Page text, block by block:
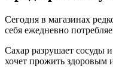
Сегодня в магазинах
себя ежедневно
Сахар разрушает сосуды
хочет прожить здоровым